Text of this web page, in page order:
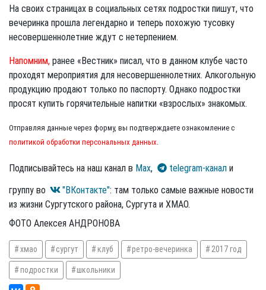
На своих страницах в социальных сетях подростки пишут, что
вечеринка прошла легендарно и теперь похожую тусовку
несовершеннолетние ждут с нетерпением.
Напомним, ранее «Вестник» писал, что в данном клубе часто
проходят мероприятия для несовершеннолетних. Алкогольную
продукцию продают только по паспорту. Однако подростки
просят купить горячительные напитки «взрослых» знакомых.
Отправляя данные через форму, вы подтверждаете ознакомление с
политикой обработки персональных данных
Подписывайтесь на наш канал в Max, telegram-канал и
группу во
"ВКонтакте": там только самые важные новости
из жизни Сургутского района, Сургута и ХМАО.
ФОТО Алексея АНДРОНОВА
хмао сургут клуб ретро-вечеринка 2017 год
подростки школьники